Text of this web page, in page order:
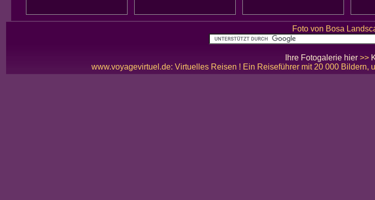
Foto von Bosa
Ihre Fotogalerie hier>>
www.voyagevirtuel.de: Virtuelles Reisen ! Ein Reiseführer mit 20 000 Bildern,